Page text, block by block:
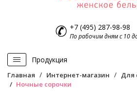
+7 (495) 287-98-98
По рабочим дням с 10
Продукция
Главная Интернет-магазин
Для
Ночные сорочки